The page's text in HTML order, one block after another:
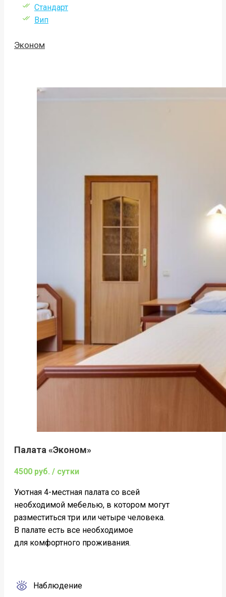
Стандарт
Вип
Эконом
Палата «Эконом»
4500 руб. / сутки
Уютная 4-местная палата со всей
необходимой мебелью, в котором могут
разместиться три или четыре человека.
В палате есть все необходимое
для комфортного проживания.
Наблюдение